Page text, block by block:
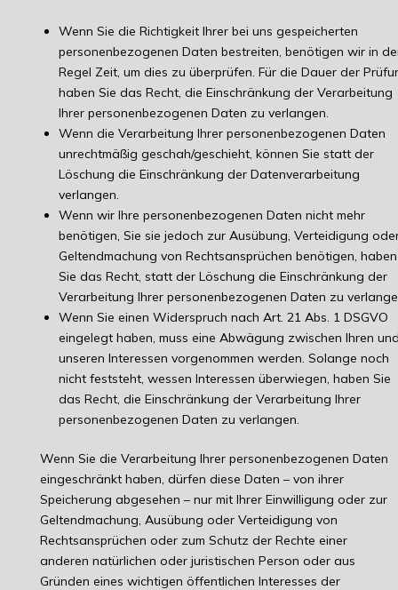
Wenn Sie die Richtigkeit Ihrer bei uns gespeicherten
personenbezogenen Daten bestreiten, benötigen wir in
Regel Zeit, um dies zu überprüfen. Für die Dauer der
haben Sie das Recht, die Einschränkung der Verarbeitung
Ihrer personenbezogenen Daten zu verlangen.
Wenn die Verarbeitung Ihrer personenbezogenen Daten
unrechtmäßig geschah/geschieht, können Sie statt der
Löschung die Einschränkung der Datenverarbeitung
verlangen.
Wenn wir Ihre personenbezogenen Daten nicht mehr
benötigen, Sie sie jedoch zur Ausübung, Verteidigung
Geltendmachung von Rechtsansprüchen benötigen, haben
Sie das Recht, statt der Löschung die Einschränkung der
Verarbeitung Ihrer personenbezogenen Daten zu
Wenn Sie einen Widerspruch nach Art. 21 Abs. 1 DSGVO
eingelegt haben, muss eine Abwägung zwischen Ihren
unseren Interessen vorgenommen werden. Solange noch
nicht feststeht, wessen Interessen überwiegen, haben Sie
das Recht, die Einschränkung der Verarbeitung Ihrer
personenbezogenen Daten zu verlangen.
Wenn Sie die Verarbeitung Ihrer personenbezogenen Daten
eingeschränkt haben, dürfen diese Daten – von ihrer
Speicherung abgesehen – nur mit Ihrer Einwilligung oder zur
Geltendmachung, Ausübung oder Verteidigung von
Rechtsansprüchen oder zum Schutz der Rechte einer
anderen natürlichen oder juristischen Person oder aus
Gründen eines wichtigen öffentlichen Interesses der